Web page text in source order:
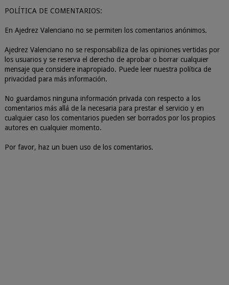
POLÍTICA DE COMENTARIOS:
En Ajedrez Valenciano no se permiten los comentarios anónimos.
Ajedrez Valenciano no se responsabiliza de las opiniones vertidas por
los usuarios y se reserva el derecho de aprobar o borrar cualquier
mensaje que considere inapropiado. Puede leer nuestra política de
privacidad para más información.
No guardamos ninguna información privada con respecto a los
comentarios más allá de la necesaria para prestar el servicio y en
cualquier caso los comentarios pueden ser borrados por los propios
autores en cualquier momento.
Por favor, haz un buen uso de los comentarios.